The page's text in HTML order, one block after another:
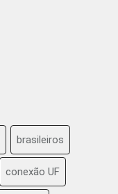
brasileiros
conexão UF